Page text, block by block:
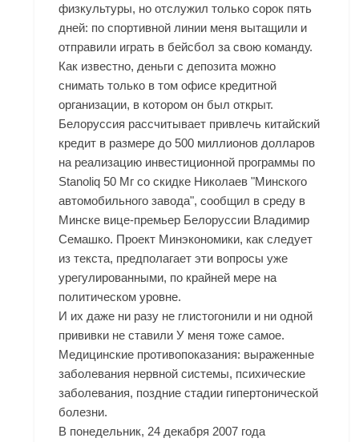
физкультуры, но отслужил только сорок пять
дней: по спортивной линии меня вытащили и
отправили играть в бейсбол за свою команду.
Как известно, деньги с депозита можно
снимать только в том офисе кредитной
организации, в котором он был открыт.
Белоруссия рассчитывает привлечь китайский
кредит в размере до 500 миллионов долларов
на реализацию инвестиционной программы по
Stanoliq 50 Мг со скидке Николаев "Минского
автомобильного завода", сообщил в среду в
Минске вице-премьер Белоруссии Владимир
Семашко. Проект Минэкономики, как следует
из текста, предполагает эти вопросы уже
урегулированными, по крайней мере на
политическом уровне.
И их даже ни разу не глистогонили и ни одной
прививки не ставили У меня тоже самое.
Медицинские противопоказания: выраженные
заболевания нервной системы, психические
заболевания, поздние стадии гипертонической
болезни.
В понедельник, 24 декабря 2007 года